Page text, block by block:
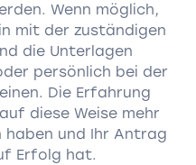
Wenn möglich,
mit der zuständigen
die Unterlagen
persönlich bei der
Die Erfahrung
diese Weise mehr
haben und Ihr Antrag
Erfolg hat.